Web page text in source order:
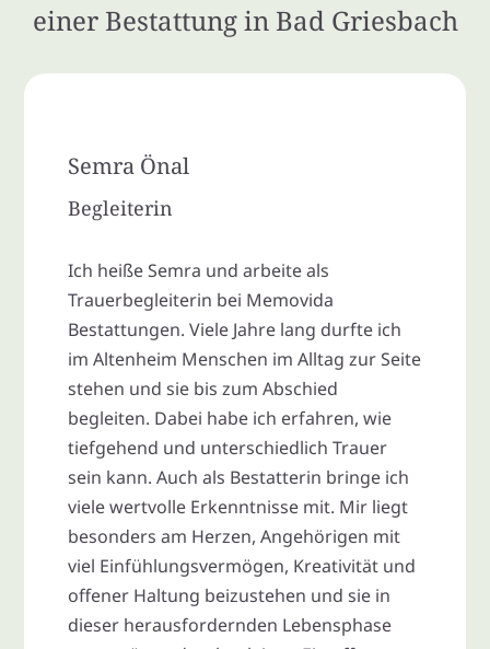
einer Bestattung in Bad Griesbach
Semra Önal
Begleiterin
Ich heiße Semra und arbeite als
Trauerbegleiterin bei Memovida
Bestattungen. Viele Jahre lang durfte ich
im Altenheim Menschen im Alltag zur Seite
stehen und sie bis zum Abschied
begleiten. Dabei habe ich erfahren, wie
tiefgehend und unterschiedlich Trauer
sein kann. Auch als Bestatterin bringe ich
viele wertvolle Erkenntnisse mit. Mir liegt
besonders am Herzen, Angehörigen mit
viel Einfühlungsvermögen, Kreativität und
offener Haltung beizustehen und sie in
dieser herausfordernden Lebensphase